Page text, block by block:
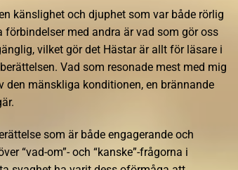
känslighet och djuphet som var både rörlig
med andra är vad som gör oss
vilket gör det Hästar är allt för läsare i
Vad som resonade mest med mig
mänskliga konditionen, en brännande
som är både engagerande och
“vad-om”- och “kanske”-frågorna i